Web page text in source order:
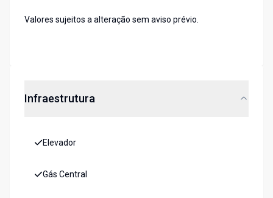
Valores sujeitos a alteração sem aviso prévio.
Infraestrutura
Elevador
Gás Central